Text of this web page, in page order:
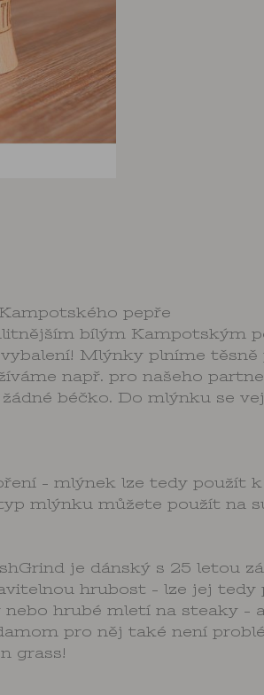
pepře
bílým Kampotským
Mlýnky plníme těsně
např. pro našeho
béčko. Do mlýnku se
- mlýnek lze tedy použít
mlýnku můžete použít na
je dánský s 25 letou
hrubost - lze jej
hrubé mletí na steaky -
pro něj také není
grass!